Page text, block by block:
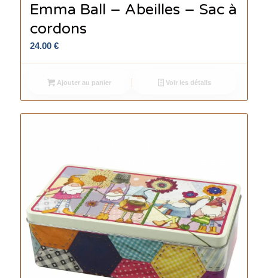
Emma Ball – Abeilles – Sac à
cordons
24.00 €
Ajouter au panier Voir les détails